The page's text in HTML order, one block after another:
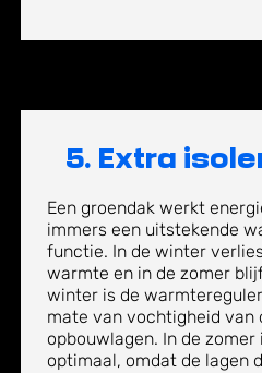
5. Extra
Een groendak werkt
immers een uitstekende
functie. In de winter
warmte en in de zomer
winter is de
mate van vochtigheid van
opbouwlagen. In de
optimaal, omdat de lagen